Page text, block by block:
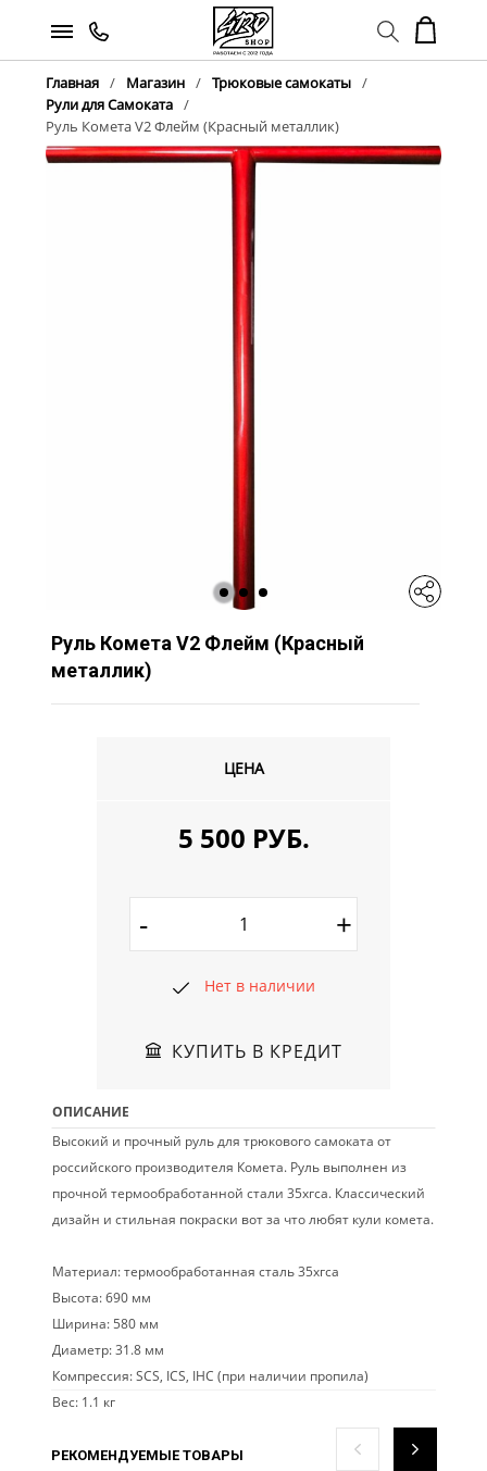
Главная Магазин
Трюковые самокаты
Рули для Самоката
Руль Комета V2 Флейм (Красный металлик)
Руль Комета V2 Флейм (Красный
металлик)
ЦЕНА
5 500 РУБ.
- +
Нет в наличии
КУПИТЬ В КРЕДИТ
ОПИСАНИЕ
Высокий и прочный руль для трюкового самоката от
российского производителя Комета. Руль выполнен из
прочной термообработанной стали 35хгса. Классический
дизайн и стильная покраски вот за что любят кули комета.
Материал: термообработанная сталь 35хгса
Высота: 690 мм
Ширина: 580 мм
Диаметр: 31.8 мм
Компрессия: SCS, ICS, IHC (при наличии пропила)
Вес: 1.1 кг
РЕКОМЕНДУЕМЫЕ ТОВАРЫ